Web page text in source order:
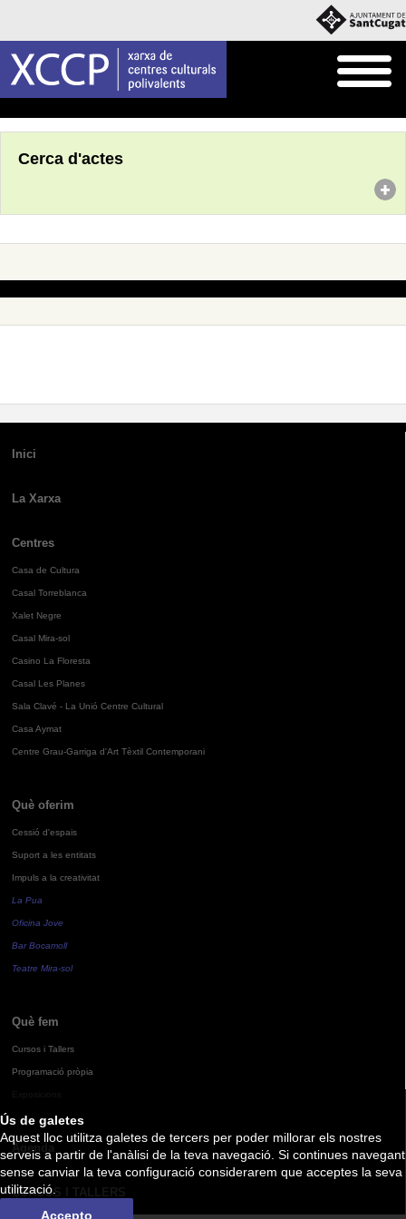
Ús de galetes
Aquest lloc utilitza galetes de tercers per poder millorar els nostres
serveis a partir de l'anàlisi de la teva navegació. Si continues navegant
sense canviar la teva configuració considerarem que acceptes la seva
utilització.
Accepto
Cerca d'actes
Inici
La Xarxa
Centres
Casa de Cultura
Casal Torreblanca
Xalet Negre
Casal Mira-sol
Casino La Floresta
Casal Les Planes
Sala Clavé - La Unió Centre Cultural
Casa Aymat
Centre Grau-Garriga d'Art Tèxtil Contemporani
Què oferim
Cessió d'espais
Suport a les entitats
Impuls a la creativitat
La Pua
Oficina Jove
Bar Bocamoll
Teatre Mira-sol
Què fem
Cursos i Tallers
Programació pròpia
Agenda
CURSOS I TALLERS